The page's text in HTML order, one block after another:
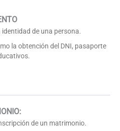
de una persona.
la obtención del DNI, pasaporte
de un matrimonio.